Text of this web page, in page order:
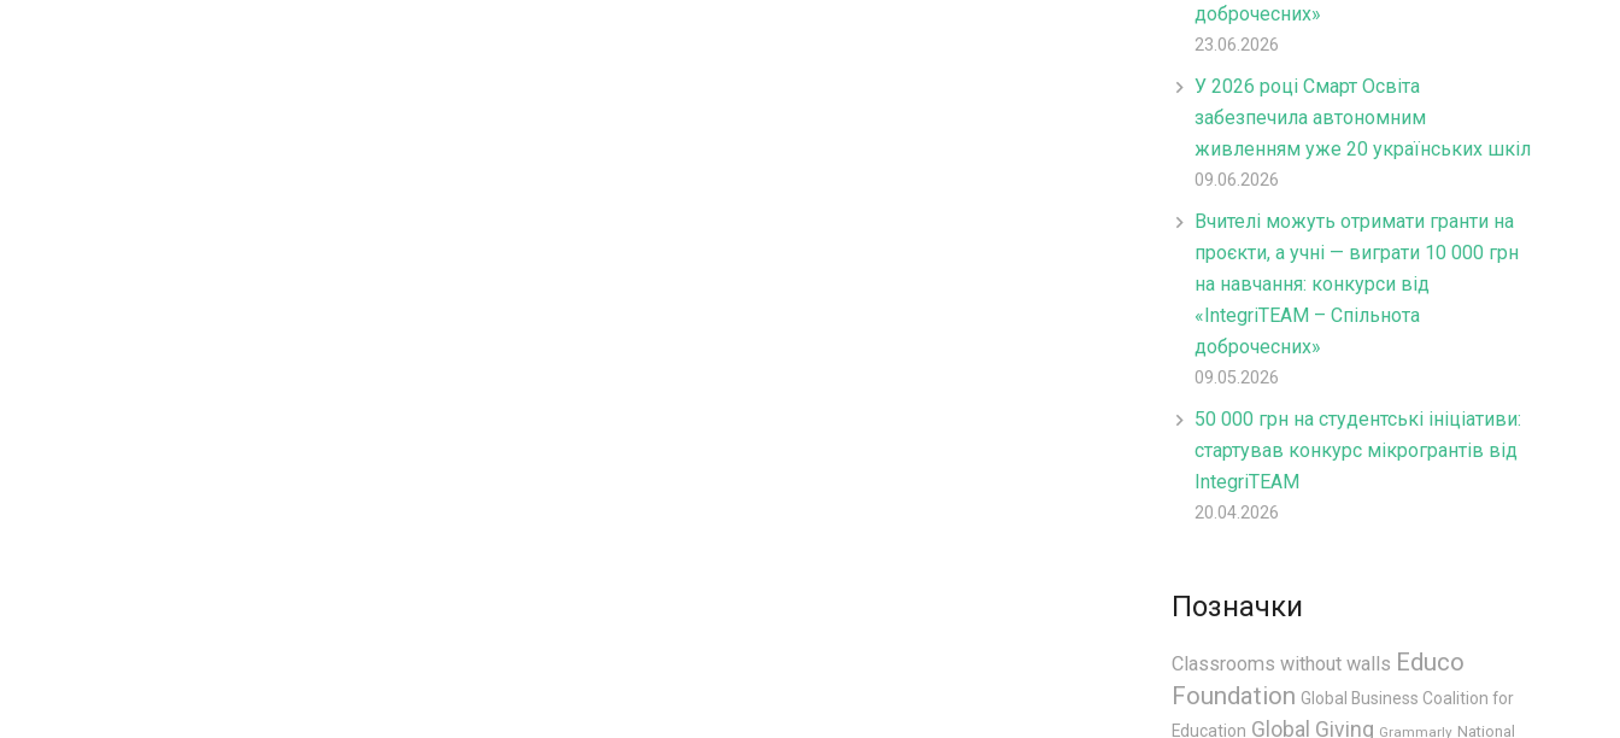
доброчесних»
23.06.2026
У 2026 році Смарт Освіта
забезпечила автономним
живленням уже 20 українських шкіл
09.06.2026
Вчителі можуть отримати гранти на
проєкти, а учні — виграти 10 000 грн
на навчання: конкурси від
«IntegriTEAM – Спільнота
доброчесних»
09.05.2026
50 000 грн на студентські ініціативи:
стартував конкурс мікрогрантів від
IntegriTEAM
20.04.2026
Позначки
Classrooms without walls Educo
Foundation Global Business Coalition for
Education Global Giving Grammarly National